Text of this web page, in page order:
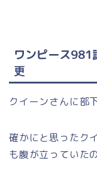
ワンピース981
更
クイーンさんに部
確かにと思ったク
も腹が立っていた